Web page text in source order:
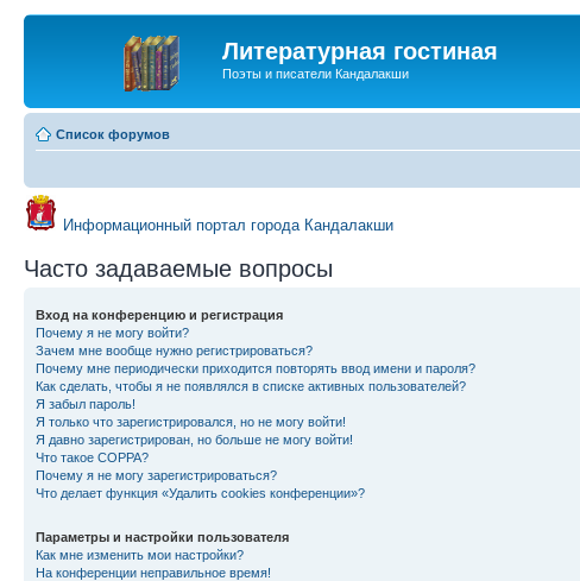
Литературная гостиная
Поэты и писатели Кандалакши
Список форумов
Информационный портал города Кандалакши
Часто задаваемые вопросы
Вход на конференцию и регистрация
Почему я не могу войти?
Зачем мне вообще нужно регистрироваться?
Почему мне периодически приходится повторять ввод имени и пароля?
Как сделать, чтобы я не появлялся в списке активных пользователей?
Я забыл пароль!
Я только что зарегистрировался, но не могу войти!
Я давно зарегистрирован, но больше не могу войти!
Что такое COPPA?
Почему я не могу зарегистрироваться?
Что делает функция «Удалить cookies конференции»?
Параметры и настройки пользователя
Как мне изменить мои настройки?
На конференции неправильное время!